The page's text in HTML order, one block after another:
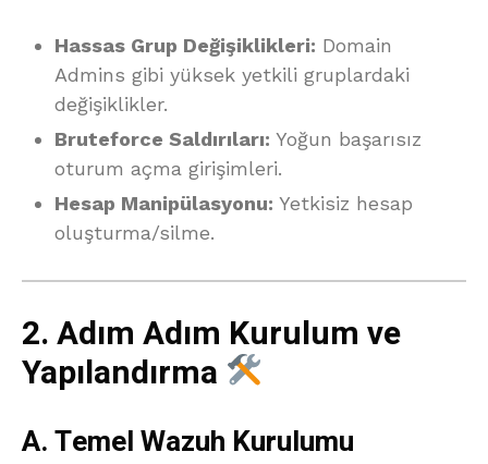
Hassas Grup Değişiklikleri: Domain
Admins gibi yüksek yetkili gruplardaki
değişiklikler.
Bruteforce Saldırıları: Yoğun başarısız
oturum açma girişimleri.
Hesap Manipülasyonu: Yetkisiz hesap
oluşturma/silme.
2. Adım Adım Kurulum ve
Yapılandırma
A. Temel Wazuh Kurulumu